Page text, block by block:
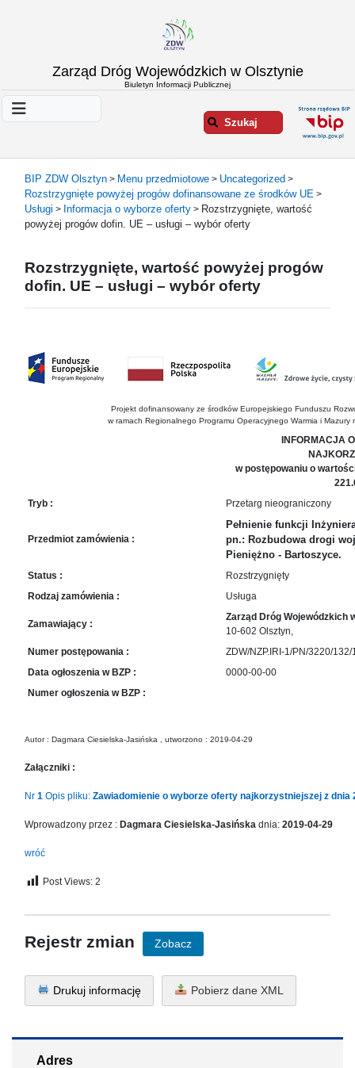
Zarząd Dróg Wojewódzkich w Olsztynie
Biuletyn Informacji Publicznej
Szukaj
Informacje
o
drogach
Informacje
Przystanki
sprawę
Praca
publiczne
dostępności
Kontakt
Automatically
Categories
Version
Atakan
Docs:
category-
wp-
BIP ZDW Olsztyn > Menu przedmiotowe > Uncategorized >
Rozstrzygnięte powyżej progów dofinansowane ze środków UE >
Usługi > Informacja o wyborze oferty > Rozstrzygnięte, wartość
powyżej progów dofin. UE – usługi – wybór oferty
Rozstrzygnięte, wartość powyżej progów
dofin. UE – usługi – wybór oferty
Projekt dofinansowany ze środków Europejskiego Funduszu
w ramach Regionalnego Programu Operacyjnego Warmia i Mazury
INFORMACJA
w postępowaniu o
Tryb :
Przetarg nieograniczony
Przedmiot zamówienia :
Pełnienie funkcji
pn.: Rozbudowa drogi
Pieniężno - Bartoszyce.
Status :
Rozstrzygnięty
Rodzaj zamówienia :
Usługa
Zamawiający :
Zarząd Dróg Wojewódzkich
10-602 Olsztyn,
Numer postępowania :
ZDW/NZP.IRI-1/PN/3220/132/
Data ogłoszenia w BZP :
0000-00-00
Numer ogłoszenia w BZP :
Autor : Dagmara Ciesielska-Jasińska , utworzono : 2019-04-29
Załączniki :
Nr 1 Opis pliku: Zawiadomienie o wyborze oferty najkorzystniejszej z dnia
Wprowadzony przez : Dagmara Ciesielska-Jasińska dnia: 2019-04-29
wróć
Post Views: 2
Rejestr zmian Zobacz
Drukuj informację Pobierz dane XML
Adres